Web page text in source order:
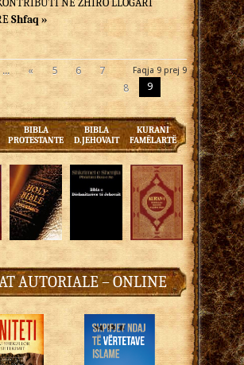
NË ZHIRO LLOGARI
Shfaq »
Faqja 9 prej 9
... « 5 6
7
8
9
BIBLA
PROTESTANTE
BIBLA
D.JEHOVAIT
KURANI
FAMËLARTË
AUTORIALE – ONLINE